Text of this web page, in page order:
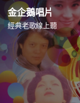
至
主
要
內
金企鵝唱片
經典老歌線上聽